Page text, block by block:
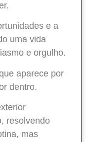
e a
uma vida
e orgulho.
aparece por
dentro.
resolvendo
mas